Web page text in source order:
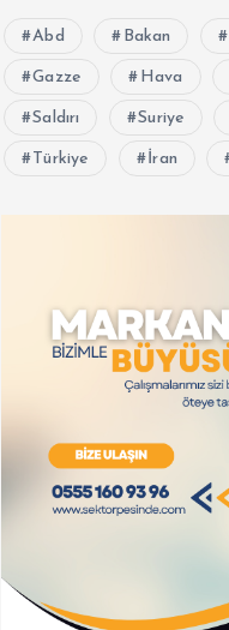
Abd Bakan
Gazze Hava
Saldırı Suriye
Türkiye İran